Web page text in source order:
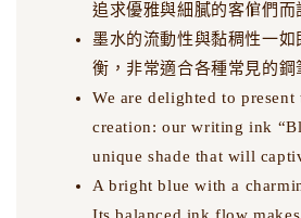
追求優雅與細膩的客倌們而
墨水的流動性與黏稠性一如
衡，非常適合各種常見的鋼
We are delighted to
creation: our writing ink
unique shade that will
A bright blue with a